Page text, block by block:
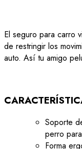
El seguro para carro
de restringir los
auto. Así tu amigo
Soporte
perro
Forma